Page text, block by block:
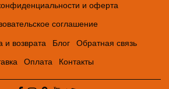
и оферта
соглашение
и возврата Блог Обратная связь
Оплата Контакты